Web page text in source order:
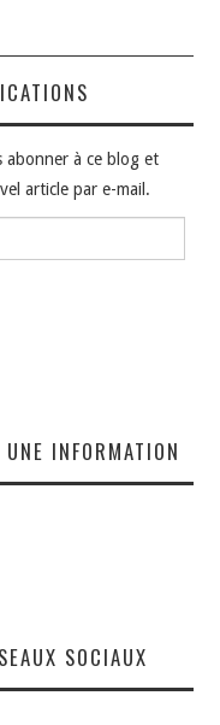
abonner à ce blog et
article par e-mail.
INFORMATION
SOCIAUX